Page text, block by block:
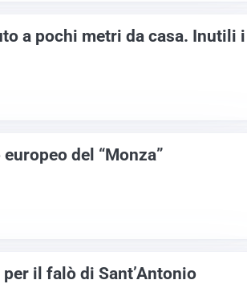
a pochi metri da casa. Inutili i
del “Monza”
il falò di Sant’Antonio